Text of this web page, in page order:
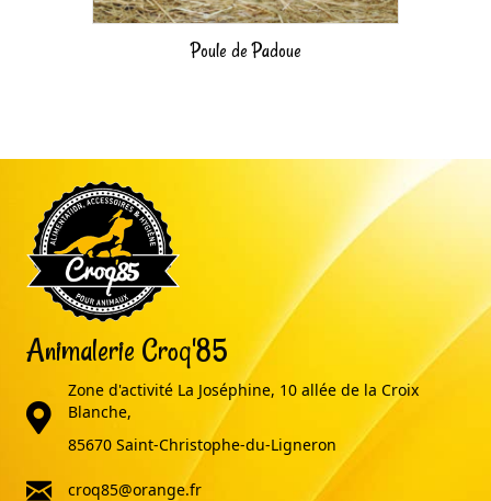
Poule de Padoue
Animalerie Croq'85
adresse
Zone d'activité La Joséphine, 10 allée de la Croix
Blanche,
85670 Saint-Christophe-du-Ligneron
email
croq85@orange.fr